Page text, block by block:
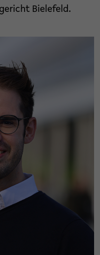
Bielefeld.